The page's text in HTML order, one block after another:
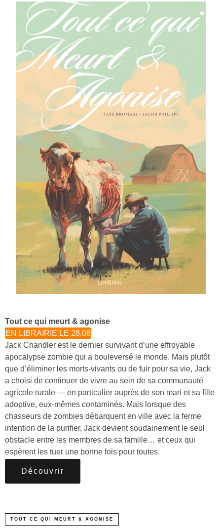
Tout ce qui meurt & agonise
EN LIBRAIRIE LE 28.08
Jack Chandler est le dernier survivant d’une effroyable
apocalypse zombie qui a bouleversé le monde. Mais plutôt
que d’éliminer les morts-vivants ou de fuir pour sa vie, Jack
a choisi de continuer de vivre au sein de sa communauté
agricole rurale — en particulier auprès de son mari et sa fille
adoptive, eux-mêmes contaminés. Mais lorsque des
chasseurs de zombies débarquent en ville avec la ferme
intention de la purifier, Jack devient soudainement le seul
obstacle entre les membres de sa famille… et ceux qui
espèrent les tuer une bonne fois pour toutes.
Découvrir
TOUT CE QUI MEURT & AGONISE